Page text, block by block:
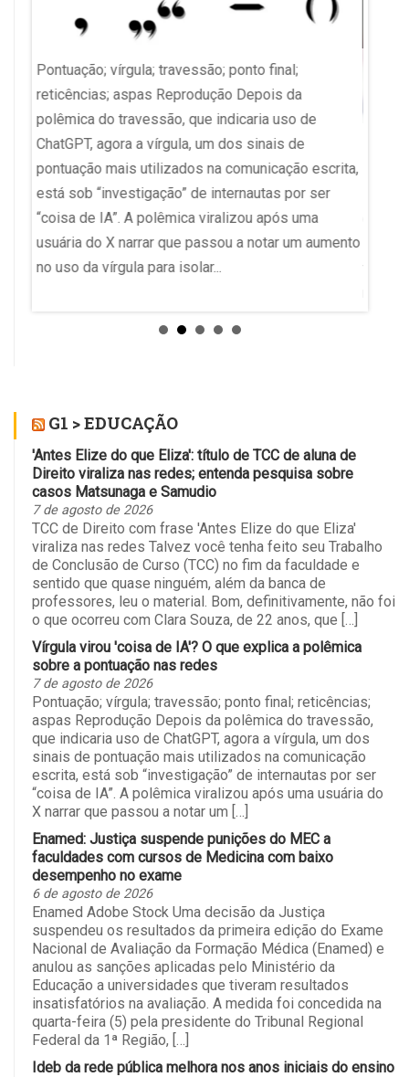
Pontuação; vírgula; travessão; ponto final;
reticências; aspas Reprodução Depois da
polêmica do travessão, que indicaria uso de
ChatGPT, agora a vírgula, um dos sinais de
pontuação mais utilizados na comunicação escrita,
está sob “investigação” de internautas por ser
“coisa de IA”. A polêmica viralizou após uma
usuária do X narrar que passou a notar um aumento
no uso da vírgula para isolar...
G1 > EDUCAÇÃO
'Antes Elize do que Eliza': título de TCC de aluna de
Direito viraliza nas redes; entenda pesquisa sobre
casos Matsunaga e Samudio
7 de agosto de 2026
TCC de Direito com frase 'Antes Elize do que Eliza'
viraliza nas redes Talvez você tenha feito seu Trabalho
de Conclusão de Curso (TCC) no fim da faculdade e
sentido que quase ninguém, além da banca de
professores, leu o material. Bom, definitivamente, não foi
o que ocorreu com Clara Souza, de 22 anos, que […]
Vírgula virou 'coisa de IA'? O que explica a polêmica
sobre a pontuação nas redes
7 de agosto de 2026
Pontuação; vírgula; travessão; ponto final; reticências;
aspas Reprodução Depois da polêmica do travessão,
que indicaria uso de ChatGPT, agora a vírgula, um dos
sinais de pontuação mais utilizados na comunicação
escrita, está sob “investigação” de internautas por ser
“coisa de IA”. A polêmica viralizou após uma usuária do
X narrar que passou a notar um […]
Enamed: Justiça suspende punições do MEC a
faculdades com cursos de Medicina com baixo
desempenho no exame
6 de agosto de 2026
Enamed Adobe Stock Uma decisão da Justiça
suspendeu os resultados da primeira edição do Exame
Nacional de Avaliação da Formação Médica (Enamed) e
anulou as sanções aplicadas pelo Ministério da
Educação a universidades que tiveram resultados
insatisfatórios na avaliação. A medida foi concedida na
quarta-feira (5) pela presidente do Tribunal Regional
Federal da 1ª Região, […]
Ideb da rede pública melhora nos anos iniciais do ensino